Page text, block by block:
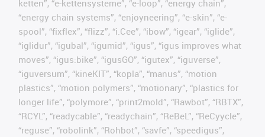
ketten”, “e-kettensysteme”, “e-loop”, “energy chain”,
“energy chain systems”, “enjoyneering”, “e-skin”, “e-
spool”, “fixflex”, “flizz”, “i.Cee”, “ibow”, “igear”, “iglide”,
“iglidur”, “igubal”, “igumid”, “igus”, “igus improves what
moves”, “igus:bike”, “igusGO”, “igutex”, “iguverse”,
“iguversum”, “kineKIT”, “kopla”, “manus”, “motion
plastics”, “motion polymers”, “motionary”, “plastics for
longer life”, “polymore”, “print2mold”, “Rawbot”, “RBTX”,
“RCYL”, “readycable”, “readychain”, “ReBeL”, “ReCyycle”,
“reguse”, “robolink”, “Rohbot”, “savfe”, “speedigus”,